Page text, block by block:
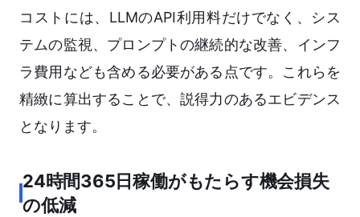
コストには、LLMのAPI利用料だけでなく、シス
テムの監視、プロンプトの継続的な改善、インフ
ラ費用なども含める必要がある点です。これらを
精緻に算出することで、説得力のあるエビデンス
となります。
24時間365日稼働がもたらす機会損失
の低減